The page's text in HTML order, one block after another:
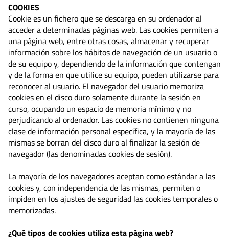
COOKIES
Cookie es un fichero que se descarga en su ordenador al
acceder a determinadas páginas web. Las cookies permiten a
una página web, entre otras cosas, almacenar y recuperar
información sobre los hábitos de navegación de un usuario o
de su equipo y, dependiendo de la información que contengan
y de la forma en que utilice su equipo, pueden utilizarse para
reconocer al usuario. El navegador del usuario memoriza
cookies en el disco duro solamente durante la sesión en
curso, ocupando un espacio de memoria mínimo y no
perjudicando al ordenador. Las cookies no contienen ninguna
clase de información personal específica, y la mayoría de las
mismas se borran del disco duro al finalizar la sesión de
navegador (las denominadas cookies de sesión).
La mayoría de los navegadores aceptan como estándar a las
cookies y, con independencia de las mismas, permiten o
impiden en los ajustes de seguridad las cookies temporales o
memorizadas.
¿Qué tipos de cookies utiliza esta página web?